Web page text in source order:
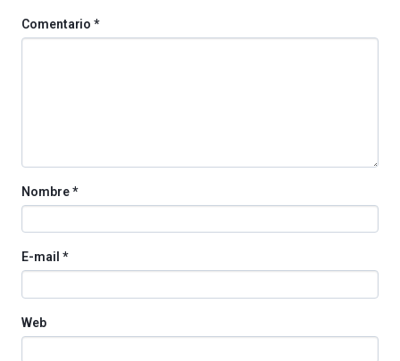
Comentario*
Nombre*
E-mail *
Web